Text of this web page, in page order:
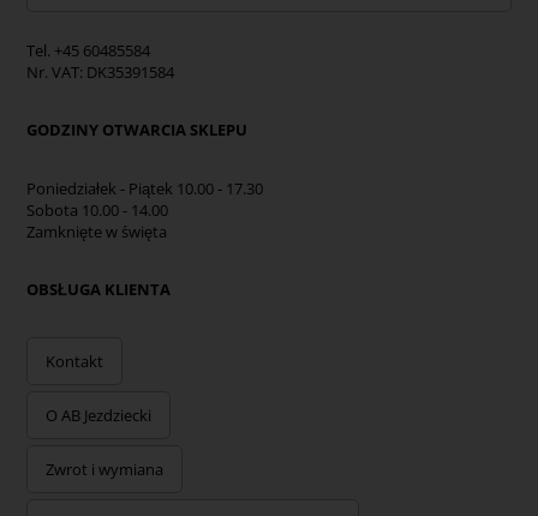
Tel. +45 60485584
Nr. VAT: DK35391584
GODZINY OTWARCIA SKLEPU
Poniedziałek - Piątek 10.00 - 17.30
Sobota 10.00 - 14.00
Zamknięte w święta
OBSŁUGA KLIENTA
Kontakt
O AB Jezdziecki
Zwrot i wymiana